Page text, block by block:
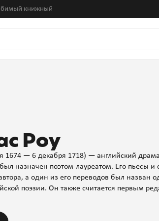
книжный
Роу
1674 — 6 декабря 1718) — английский
назначен поэтом-лауреатом. Его пьесы
а один из его переводов был назван
поэзии. Он также считается первым